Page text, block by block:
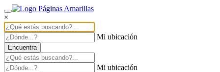
×
Mi ubicación
Encuentra
Mi ubicación